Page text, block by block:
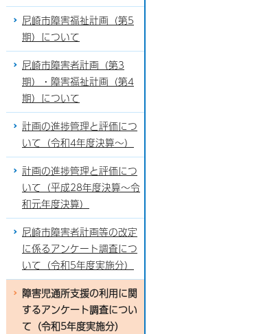
尼崎市障害福祉計画（第5
期）について
尼崎市障害者計画（第3
期）・障害福祉計画（第4
期）について
計画の進捗管理と評価につ
いて（令和4年度決算～）
計画の進捗管理と評価につ
いて（平成28年度決算～令
和元年度決算）
尼崎市障害者計画等の改定
に係るアンケート調査につ
いて（令和5年度実施分）
障害児通所支援の利用に関
するアンケート調査につい
て（令和5年度実施分）